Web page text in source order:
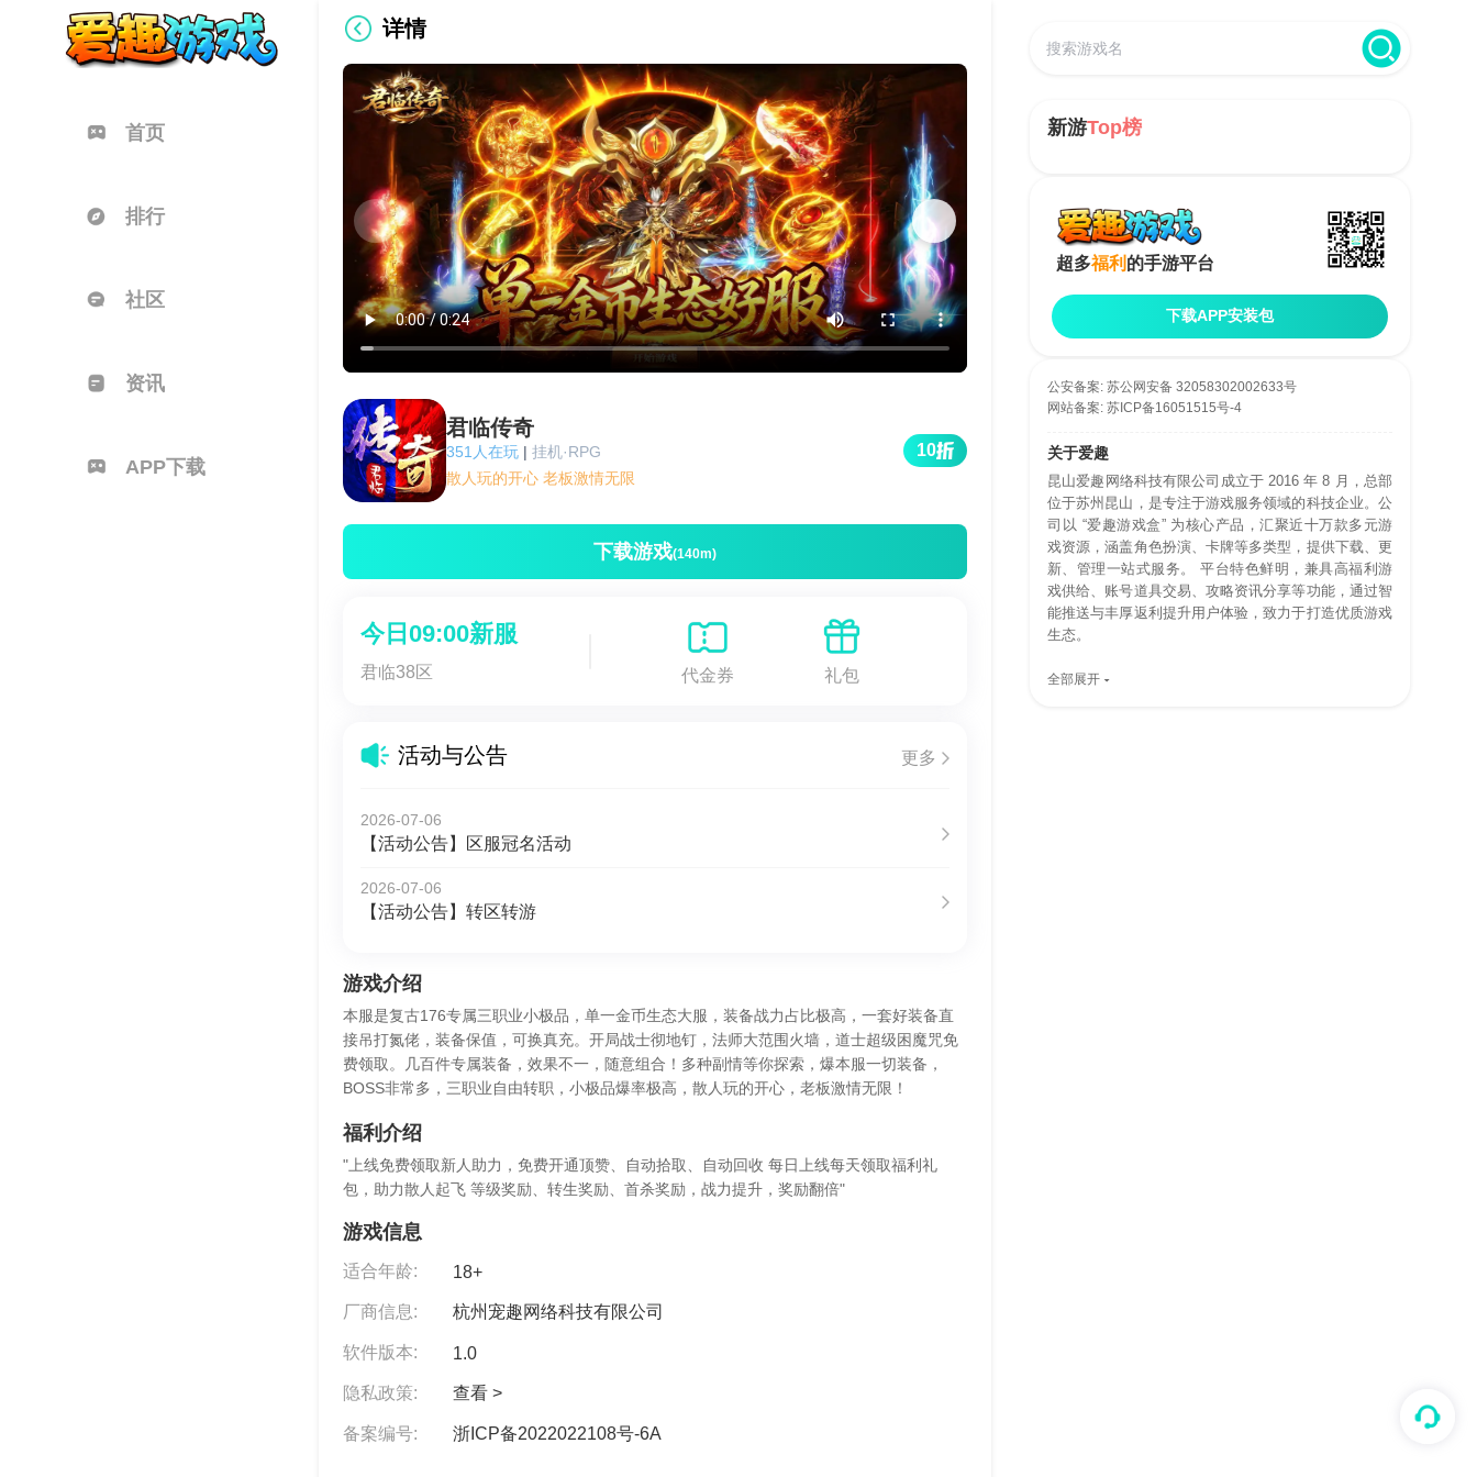
首页
排行
社区
资讯
APP下载
详情
君临传奇
351人在玩 | 挂机·RPG
散人玩的开心 老板激情无限
10
下载游戏(140m)
今日09:00新服
君临38区 代金券 礼包
活动与公告 更多
2026-07-06
【活动公告】区服冠名活动
2026-07-06
【活动公告】转区转游
游戏介绍
本服是复古176专属三职业小极品，单一金币生态大服，装备战力占比极高，一套好装备直
接吊打氮佬，装备保值，可换真充。开局战士彻地钉，法师大范围火墙，道士超级困魔咒免
费领取。几百件专属装备，效果不一，随意组合！多种副情等你探索，爆本服一切装备，
BOSS非常多，三职业自由转职，小极品爆率极高，散人玩的开心，老板激情无限！
福利介绍
"上线免费领取新人助力，免费开通顶赞、自动拾取、自动回收 每日上线每天领取福利礼
包，助力散人起飞 等级奖励、转生奖励、首杀奖励，战力提升，奖励翻倍"
游戏信息
适合年龄: 18+
厂商信息: 杭州宠趣网络科技有限公司
软件版本: 1.0
隐私政策: 查看 >
备案编号: 浙ICP备2022022108号-6A
新游Top榜
超多福利 的手游平台
下载APP安装包
公安备案: 苏公网安备 32058302002633号
网站备案: 苏ICP备16051515号-4
关于爱趣
昆山爱趣网络科技有限公司成立于 2016 年 8 月，总部
位于苏州昆山，是专注于游戏服务领域的科技企业。公
司以 “爱趣游戏盒” 为核心产品，汇聚近十万款多元游
戏资源，涵盖角色扮演、卡牌等多类型，提供下载、更
新、管理一站式服务。 平台特色鲜明，兼具高福利游
戏供给、账号道具交易、攻略资讯分享等功能，通过智
能推送与丰厚返利提升用户体验，致力于打造优质游戏
生态。
全部展开